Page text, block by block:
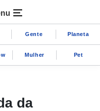
Gente Planeta
Mulher Pet
da